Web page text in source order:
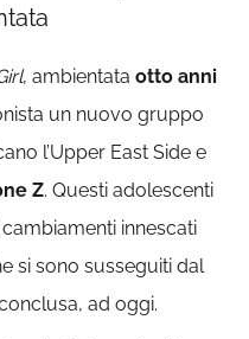
, ambientataotto anni
un nuovo gruppo
l’Upper East Side e
Z. Questi adolescenti
innescati
si sono susseguiti dal
ad oggi.